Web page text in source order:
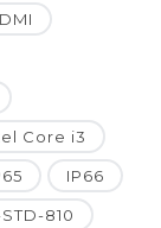
Core i3
IP66
810